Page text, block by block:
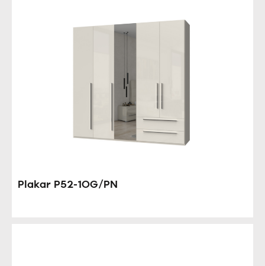
Plakar P52-1OG/PN